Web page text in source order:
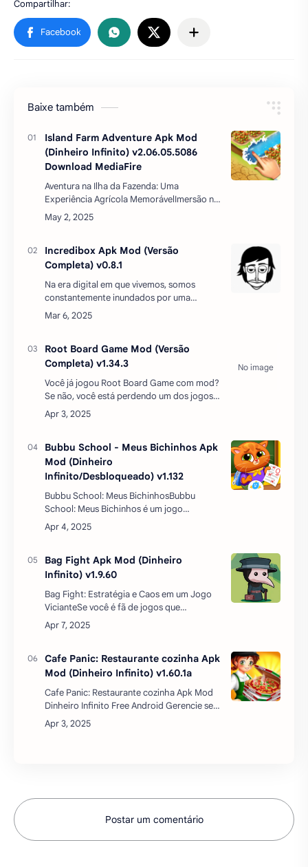
Baixe também
Island Farm Adventure Apk Mod
(Dinheiro Infinito) v2.06.05.5086
Download MediaFire
Aventura na Ilha da Fazenda: Uma
Experiência Agrícola MemorávelImersão no
Universo dos Jogos RuraisImagine um
refúgio da rotina diária, um local onde se
Incredibox Apk Mod (Versão
Completa) v0.8.1
Na era digital em que vivemos, somos
constantemente inundados por uma
diversidade de jogos que prometem
proporcionar entretenimento ininterrupto.
Root Board Game Mod (Versão
Completa) v1.34.3
Você já jogou Root Board Game com mod?
Se não, você está perdendo um dos jogos
de tabuleiro mais divertidos e estratégicos
que existem. Neste post, eu vou te contar
Bubbu School - Meus Bichinhos Apk
Mod (Dinheiro
Infinito/Desbloqueado) v1.132
Bubbu School: Meus BichinhosBubbu
School: Meus Bichinhos é um jogo
encantador que leva as crianças a uma
aventura educativa com uma turma de
Bag Fight Apk Mod (Dinheiro
Infinito) v1.9.60
Bag Fight: Estratégia e Caos em um Jogo
VicianteSe você é fã de jogos que
combinam estratégia e ação, Bag Fight é
uma experiência que você não pode perder.
Cafe Panic: Restaurante cozinha Apk
Mod (Dinheiro Infinito) v1.60.1a
Cafe Panic: Restaurante cozinha Apk Mod
Dinheiro Infinito Free Android Gerencie seu
próprio Cafeteria Restaurante e junte-se à
febre de cozinha. Crie novas receitas e
Postar um comentário